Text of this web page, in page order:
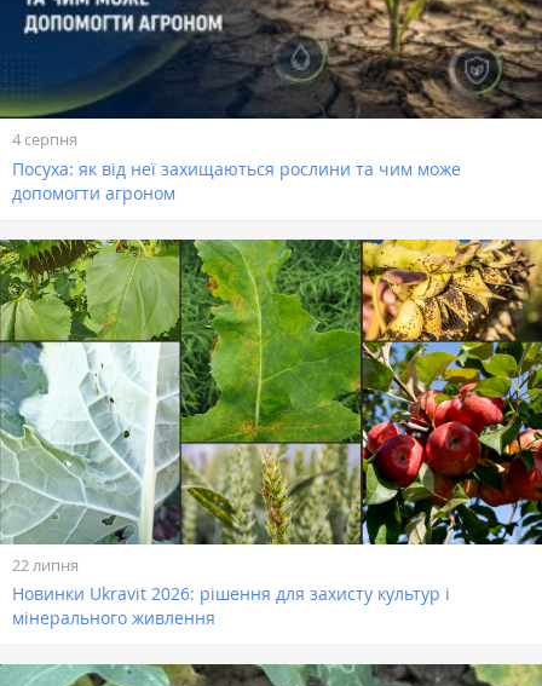
4 серпня
Посуха: як від неї захищаються рослини та чим може
допомогти агроном
22 липня
Новинки Ukravit 2026: рішення для захисту культур і
мінерального живлення